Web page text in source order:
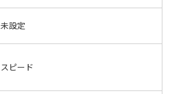
未設定
スピード